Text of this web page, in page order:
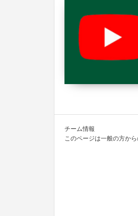
チーム情報
このページは一般の方か